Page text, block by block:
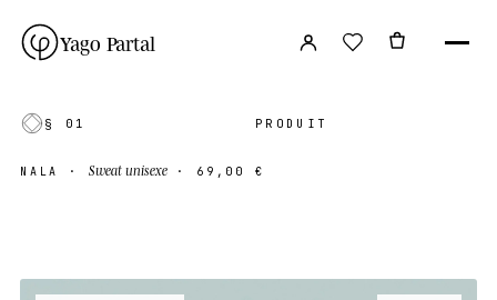
Yago Partal
§ 01 PRODUIT
NALA · Sweat unisexe· 69,00 €